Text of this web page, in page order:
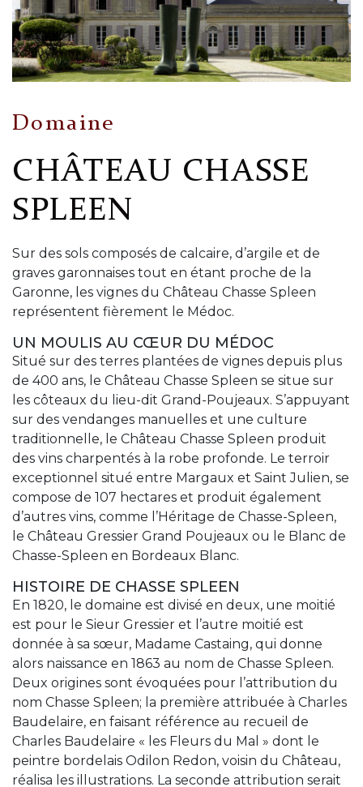
Domaine
CHÂTEAU CHASSE
SPLEEN
Sur des sols composés de calcaire, d’argile et de
graves garonnaises tout en étant proche de la
Garonne, les vignes du Château Chasse Spleen
représentent fièrement le Médoc.
UN MOULIS AU CŒUR DU MÉDOC
Situé sur des terres plantées de vignes depuis plus
de 400 ans, le Château Chasse Spleen se situe sur
les côteaux du lieu-dit Grand-Poujeaux. S’appuyant
sur des vendanges manuelles et une culture
traditionnelle, le Château Chasse Spleen produit
des vins charpentés à la robe profonde. Le terroir
exceptionnel situé entre Margaux et Saint Julien, se
compose de 107 hectares et produit également
d’autres vins, comme l’Héritage de Chasse-Spleen,
le Château Gressier Grand Poujeaux ou le Blanc de
Chasse-Spleen en Bordeaux Blanc.
HISTOIRE DE CHASSE SPLEEN
En 1820, le domaine est divisé en deux, une moitié
est pour le Sieur Gressier et l’autre moitié est
donnée à sa sœur, Madame Castaing, qui donne
alors naissance en 1863 au nom de Chasse Spleen.
Deux origines sont évoquées pour l’attribution du
nom Chasse Spleen; la première attribuée à Charles
Baudelaire, en faisant référence au recueil de
Charles Baudelaire « les Fleurs du Mal » dont le
peintre bordelais Odilon Redon, voisin du Château,
réalisa les illustrations. La seconde attribution serait